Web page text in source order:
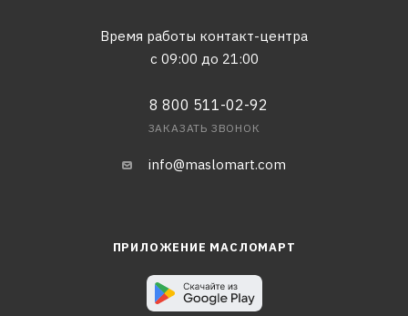
Время работы контакт-центра
с 09:00 до 21:00
8 800 511-02-92
ЗАКАЗАТЬ ЗВОНОК
info@maslomart.com
ПРИЛОЖЕНИЕ МАСЛОМАРТ